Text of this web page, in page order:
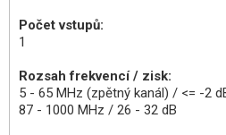
Počet vstupů:
1
Rozsah frekvencí / zisk:
5 - 65 MHz (zpětný kanál) / <= -2
87 - 1000 MHz / 26 - 32 dB